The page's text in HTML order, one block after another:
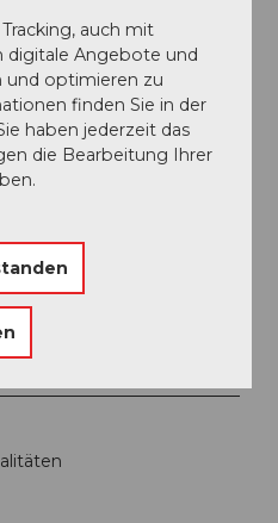
Milchgetränke, Fruchtsaft
werden. GA/Halbtax,
auch mit
digitale Angebote und
und optimieren zu
finden Sie in der
haben jederzeit das
die Bearbeitung Ihrer